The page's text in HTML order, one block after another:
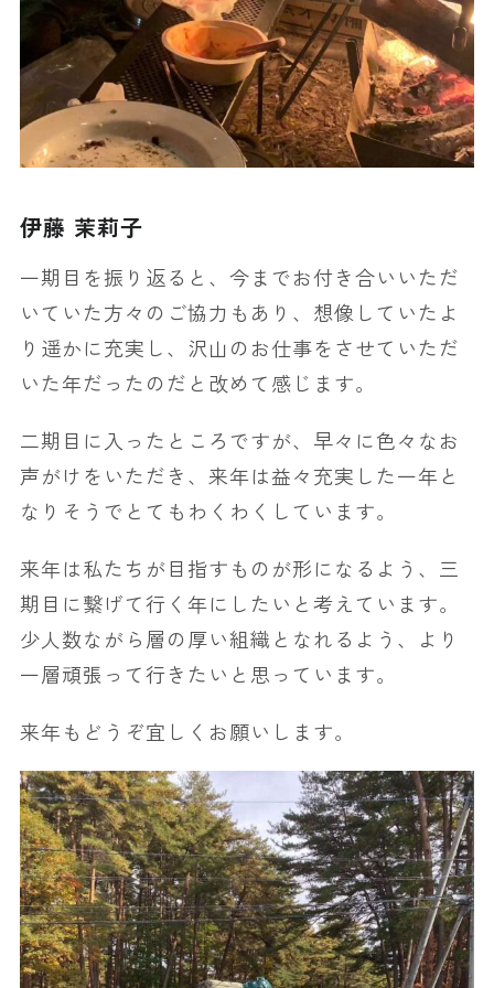
伊藤 茉莉子
一期目を振り返ると、今までお付き合いいただ
いていた方々のご協力もあり、想像していたよ
り遥かに充実し、沢山のお仕事をさせていただ
いた年だったのだと改めて感じます。
二期目に入ったところですが、早々に色々なお
声がけをいただき、来年は益々充実した一年と
なりそうでとてもわくわくしています。
来年は私たちが目指すものが形になるよう、三
期目に繋げて行く年にしたいと考えています。
少人数ながら層の厚い組織となれるよう、より
一層頑張って行きたいと思っています。
来年もどうぞ宜しくお願いします。